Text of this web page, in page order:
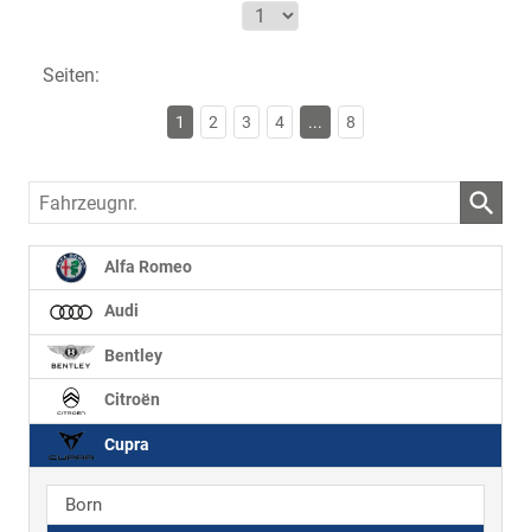
Seiten:
1 2 3 4 ... 8
Fahrzeugnr.
Alfa Romeo
Audi
Bentley
Citroën
Cupra
Born